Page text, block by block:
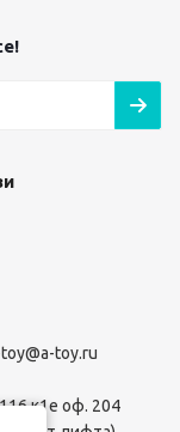
toy.ru
к1е оф. 204